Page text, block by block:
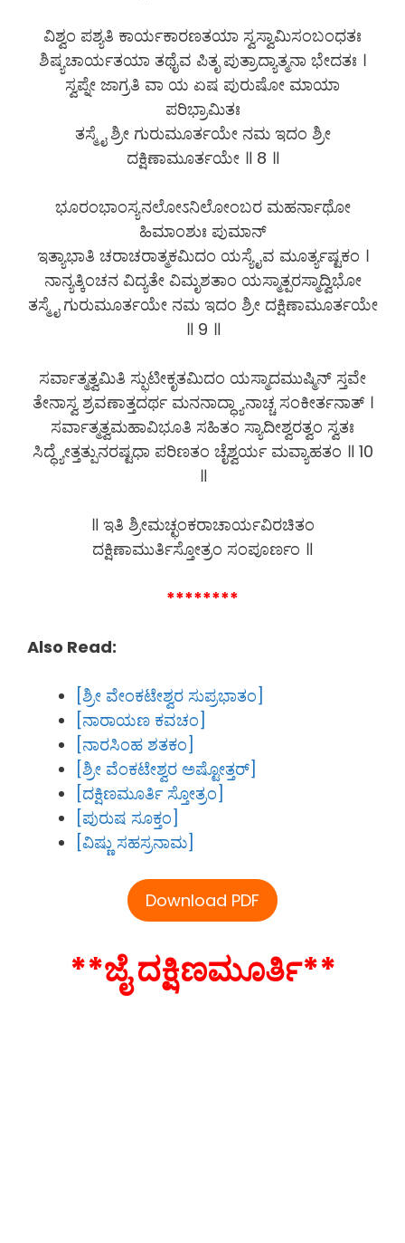
ವಿಶ್ವಂ ಪಶ್ಯತಿ ಕಾರ್ಯಕಾರಣತಯಾ ಸ್ವಸ್ವಾಮಿಸಂಬಂಧತಃ
ಶಿಷ್ಯಚಾರ್ಯತಯಾ ತಥೈವ ಪಿತೃ ಪುತ್ರಾದ್ಯಾತ್ಮನಾ ಭೇದತಃ ।
ಸ್ವಪ್ನೇ ಜಾಗ್ರತಿ ವಾ ಯ ಏಷ ಪುರುಷೋ ಮಾಯಾ
ಪರಿಭ್ರಾಮಿತಃ
ತಸ್ಮೈ ಶ್ರೀ ಗುರುಮೂರ್ತಯೇ ನಮ ಇದಂ ಶ್ರೀ
ದಕ್ಷಿಣಾಮೂರ್ತಯೇ ॥ 8 ॥
ಭೂರಂಭಾಂಸ್ಯನಲೋಽನಿಲೋಂಬರ ಮಹರ್ನಾಥೋ
ಹಿಮಾಂಶುಃ ಪುಮಾನ್
ಇತ್ಯಾಭಾತಿ ಚರಾಚರಾತ್ಮಕಮಿದಂ ಯಸ್ಯೈವ ಮೂರ್ತ್ಯಷ್ಟಕಂ ।
ನಾನ್ಯತ್ಕಿಂಚನ ವಿದ್ಯತೇ ವಿಮೃಶತಾಂ ಯಸ್ಮಾತ್ಪರಸ್ಮಾದ್ವಿಭೋ
ತಸ್ಮೈ ಗುರುಮೂರ್ತಯೇ ನಮ ಇದಂ ಶ್ರೀ ದಕ್ಷಿಣಾಮೂರ್ತಯೇ
॥ 9 ॥
ಸರ್ವಾತ್ಮತ್ವಮಿತಿ ಸ್ಫುಟೀಕೃತಮಿದಂ ಯಸ್ಮಾದಮುಷ್ಮಿನ್ ಸ್ತವೇ
ತೇನಾಸ್ವ ಶ್ರವಣಾತ್ತದರ್ಥ ಮನನಾದ್ಧ್ಯಾನಾಚ್ಚ ಸಂಕೀರ್ತನಾತ್ ।
ಸರ್ವಾತ್ಮತ್ವಮಹಾವಿಭೂತಿ ಸಹಿತಂ ಸ್ಯಾದೀಶ್ವರತ್ವಂ ಸ್ವತಃ
ಸಿದ್ಧ್ಯೇತ್ತತ್ಪುನರಷ್ಟಧಾ ಪರಿಣತಂ ಚೈಶ್ವರ್ಯ ಮವ್ಯಾಹತಂ ॥ 10
॥
॥ ಇತಿ ಶ್ರೀಮಚ್ಛಂಕರಾಚಾರ್ಯವಿರಚಿತಂ
ದಕ್ಷಿಣಾಮುರ್ತಿಸ್ತೋತ್ರಂ ಸಂಪೂರ್ಣಂ ॥
********
Also Read:
[ಶ್ರೀ ವೇಂಕಟೇಶ್ವರ ಸುಪ್ರಭಾತಂ]
[ನಾರಾಯಣ ಕವಚಂ]
[ನಾರಸಿಂಹ ಶತಕಂ]
[ಶ್ರೀ ವೆಂಕಟೇಶ್ವರ ಅಷ್ಟೋತ್ತರ್]
[ದಕ್ಷಿಣಮೂರ್ತಿ ಸ್ತೋತ್ರಂ]
[ಪುರುಷ ಸೂಕ್ತಂ]
[ವಿಷ್ಣು ಸಹಸ್ರನಾಮ]
Download PDF
**ಜೈ ದಕ್ಷಿಣಮೂರ್ತಿ**